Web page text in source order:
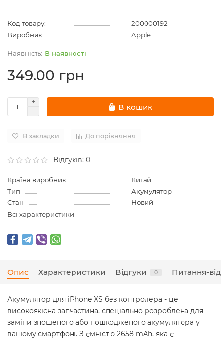
Код товару:
200000192
Виробник:
Apple
В наявності
349.00 грн
В кошик
В закладки До порівняння
Відгуків: 0
Країна виробник
Китай
Тип
Акумулятор
Стан
Новий
Всі характеристики
Опис Характеристики Відгуки 0 Питання-
Акумулятор для iPhone XS без контролера - це
високоякісна запчастина, спеціально розроблена для
заміни зношеного або пошкодженого акумулятора у
вашому смартфоні. З ємністю 2658 mAh, яка є